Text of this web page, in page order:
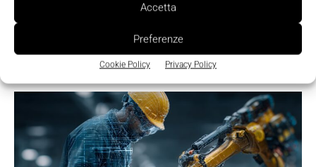
Accetta
Preferenze
Cookie Policy Privacy Policy